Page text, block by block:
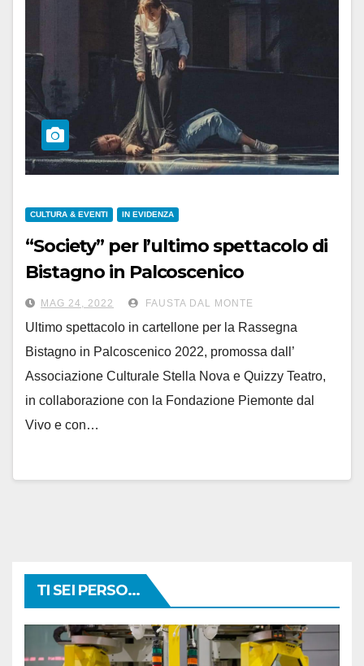
CULTURA & EVENTI IN EVIDENZA
“Society” per l’ultimo spettacolo di
Bistagno in Palcoscenico
MAG 24, 2022 FAUSTA DAL MONTE
Ultimo spettacolo in cartellone per la Rassegna
Bistagno in Palcoscenico 2022, promossa dall’
Associazione Culturale Stella Nova e Quizzy Teatro,
in collaborazione con la Fondazione Piemonte dal
Vivo e con…
TI SEI PERSO...